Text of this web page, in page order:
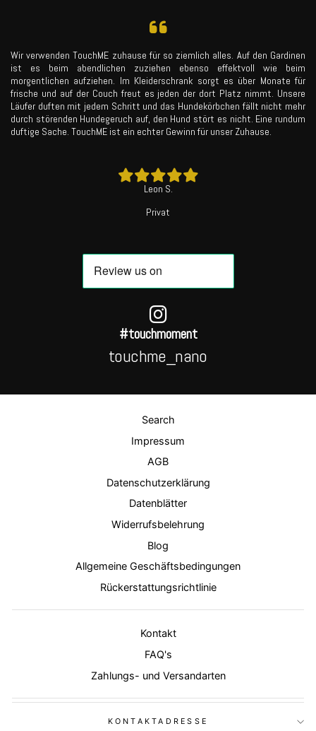
Wir verwenden TouchME zuhause für so ziemlich alles. Auf den Gardinen
ist es beim abendlichen zuziehen ebenso effektvoll wie beim
morgentlichen aufziehen. Im Kleiderschrank sorgt es über Monate für
frische und auf der Couch freut es jeden der dort Platz nimmt. Unsere
Läufer duften mit jedem Schritt und das Hundekörbchen fällt nicht mehr
durch störenden Hundegeruch auf, den Hund stört es nicht. Eine rundum
duftige Sache. TouchME ist ein echter Gewinn für unser Zuhause.
Leon S.
Privat
#touchmoment
touchme_nano
Search
Impressum
AGB
Datenschutzerklärung
Datenblätter
Widerrufsbelehrung
Blog
Allgemeine Geschäftsbedingungen
Rückerstattungsrichtlinie
Kontakt
FAQ's
Zahlungs- und Versandarten
KONTAKTADRESSE